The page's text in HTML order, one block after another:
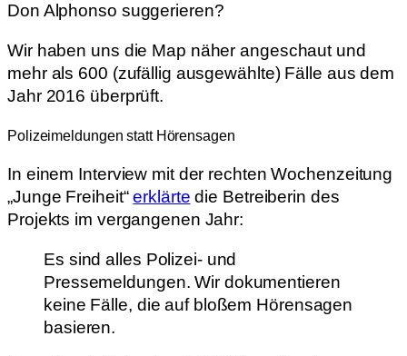
Don Alphonso suggerieren?
Wir haben uns die Map näher angeschaut und
mehr als 600 (zufällig ausgewählte) Fälle aus dem
Jahr 2016 überprüft.
Polizeimeldungen statt Hörensagen
In einem Interview mit der rechten Wochenzeitung
„Junge Freiheit“erklärte die Betreiberin des
Projekts im vergangenen Jahr:
Es sind alles Polizei- und
Pressemeldungen. Wir dokumentieren
keine Fälle, die auf bloßem Hörensagen
basieren.